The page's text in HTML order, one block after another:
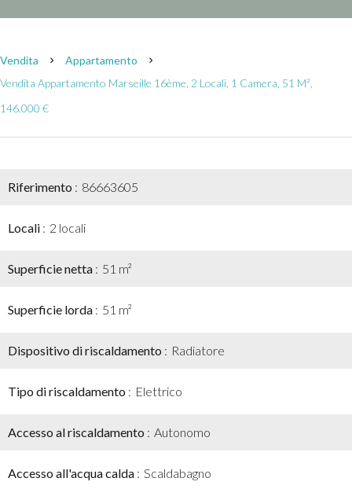
Vendita
Appartamento
Vendita Appartamento Marseille 16ème, 2 Locali, 1 Camera, 51 M²,
146.000 €
Riferimento 86663605
Locali 2 locali
Superficie netta 51 m²
Superficie lorda 51 m²
Dispositivo di riscaldamento Radiatore
Tipo di riscaldamento Elettrico
Accesso al riscaldamento Autonomo
Accesso all'acqua calda Scaldabagno